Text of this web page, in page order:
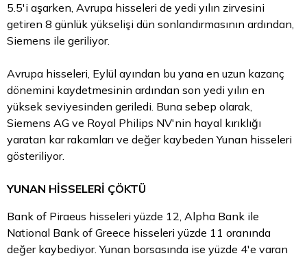
5.5'i aşarken, Avrupa hisseleri de yedi yılın zirvesini
getiren 8 günlük yükselişi dün sonlandırmasının ardından,
Siemens ile geriliyor.
Avrupa hisseleri, Eylül ayından bu yana en uzun kazanç
dönemini kaydetmesinin ardından son yedi yılın en
yüksek seviyesinden geriledi. Buna sebep olarak,
Siemens AG ve Royal Philips NV'nin hayal kırıklığı
yaratan kar rakamları ve değer kaybeden Yunan hisseleri
gösteriliyor.
YUNAN HİSSELERİ ÇÖKTÜ
Bank of Piraeus hisseleri yüzde 12, Alpha Bank ile
National Bank of Greece hisseleri yüzde 11 oranında
değer kaybediyor. Yunan borsasında ise yüzde 4'e varan